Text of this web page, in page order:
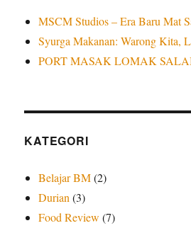
MSCM Studios – Era Baru Mat
Syurga Makanan: Warong Kita,
PORT MASAK LOMAK
KATEGORI
Belajar BM(2)
Durian(3)
Food Review (7)